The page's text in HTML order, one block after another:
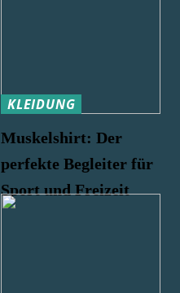
KLEIDUNG
Muskelshirt: Der
perfekte Begleiter für
Sport und Freizeit